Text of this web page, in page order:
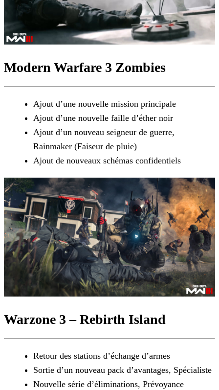
Modern Warfare 3 Zombies
Ajout d’une nouvelle mission principale
Ajout d’une nouvelle faille d’éther noir
Ajout d’un nouveau seigneur de guerre,
Rainmaker (Faiseur de pluie)
Ajout de nouveaux schémas confidentiels
Warzone 3 – Rebirth Island
Retour des stations d’échange d’armes
Sortie d’un nouveau pack d’avantages, Spécialiste
Nouvelle série d’éliminations, Prévoyance